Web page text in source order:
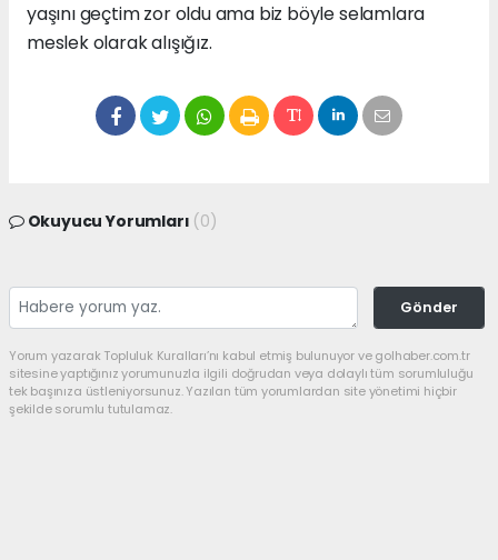
yaşını geçtim zor oldu ama biz böyle selamlara
meslek olarak alışığız.
Okuyucu Yorumları (0)
Gönder
Yorum yazarak Topluluk Kuralları’nı kabul etmiş bulunuyor ve golhaber.com.tr
sitesine yaptığınız yorumunuzla ilgili doğrudan veya dolaylı tüm sorumluluğu
tek başınıza üstleniyorsunuz. Yazılan tüm yorumlardan site yönetimi hiçbir
şekilde sorumlu tutulamaz.